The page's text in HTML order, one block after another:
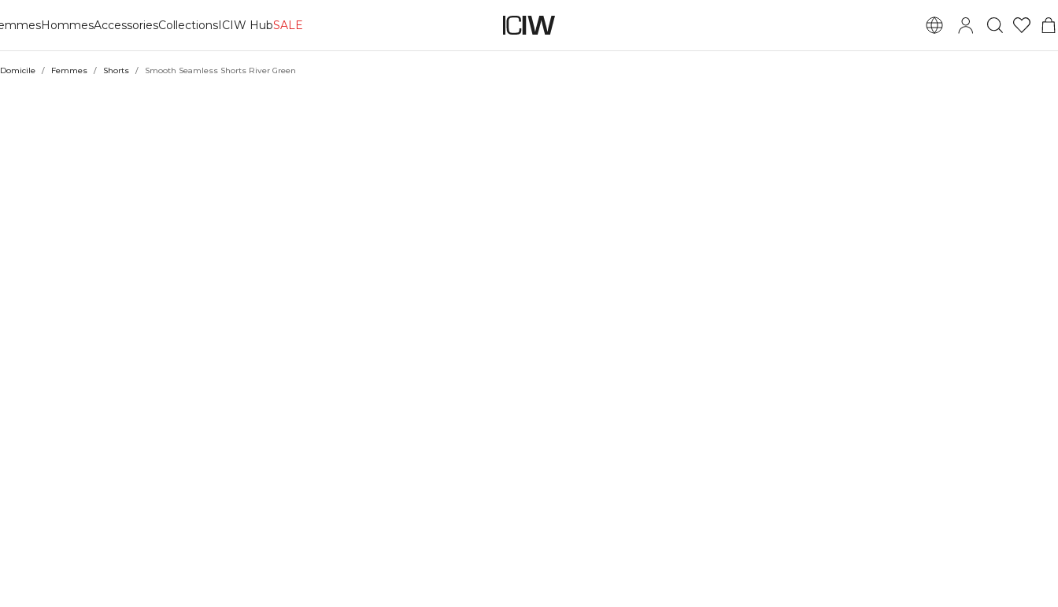
HommesAccessoriesCollectionsICIW HubSALE
Domicile / Femmes / Shorts / Smooth Seamless Shorts River Green